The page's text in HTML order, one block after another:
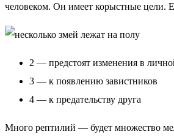
человеком. Он имеет корыстные цели.
2 — предстоят изменения в
3 — к появлению завистников
4 — к предательству друга
Много рептилий — будет множество